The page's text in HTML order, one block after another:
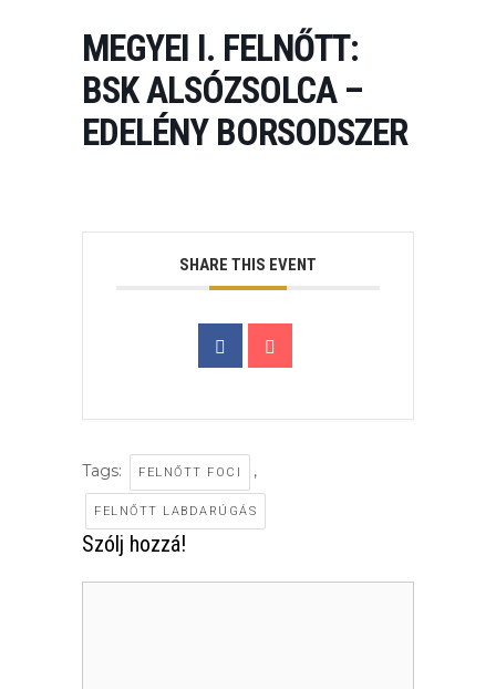
MEGYEI I. FELNŐTT:
BSK ALSÓZSOLCA –
EDELÉNY BORSODSZER
SHARE THIS EVENT
Tags: FELNŐTT FOCI ,
FELNŐTT LABDARÚGÁS
Szólj hozzá!